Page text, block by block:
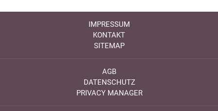
IMPRESSUM
KONTAKT
SITEMAP
AGB
DATENSCHUTZ
PRIVACY MANAGER